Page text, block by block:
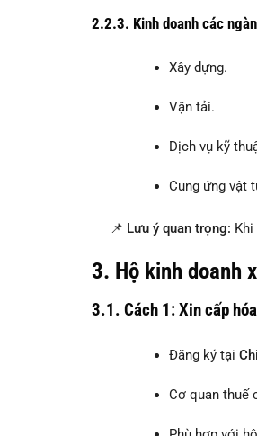
2.2.3. Kinh doanh các
Xây dựng.
Vận tải.
Dịch vụ kỹ
Cung ứng vật
📌 Lưu ý quan trọng:
3. Hộ kinh doanh
3.1. Cách 1: Xin cấp
Đăng ký tại
Cơ quan thuế